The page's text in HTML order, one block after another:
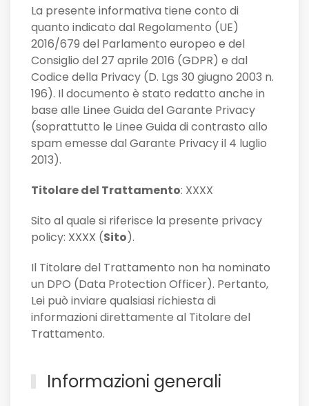
La presente informativa tiene conto di
quanto indicato dal Regolamento (UE)
2016/679 del Parlamento europeo e del
Consiglio del 27 aprile 2016 (GDPR) e dal
Codice della Privacy (D. Lgs 30 giugno 2003 n.
196). Il documento è stato redatto anche in
base alle Linee Guida del Garante Privacy
(soprattutto le Linee Guida di contrasto allo
spam emesse dal Garante Privacy il 4 luglio
2013).
Titolare del Trattamento: XXXX
Sito al quale si riferisce la presente privacy
policy: XXXX (Sito).
Il Titolare del Trattamento non ha nominato
un DPO (Data Protection Officer). Pertanto,
Lei può inviare qualsiasi richiesta di
informazioni direttamente al Titolare del
Trattamento.
Informazioni generali